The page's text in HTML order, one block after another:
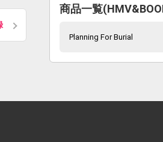
商品一覧
Planning For Burial